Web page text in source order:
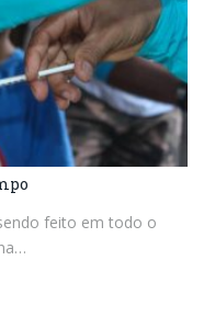
feito em todo o